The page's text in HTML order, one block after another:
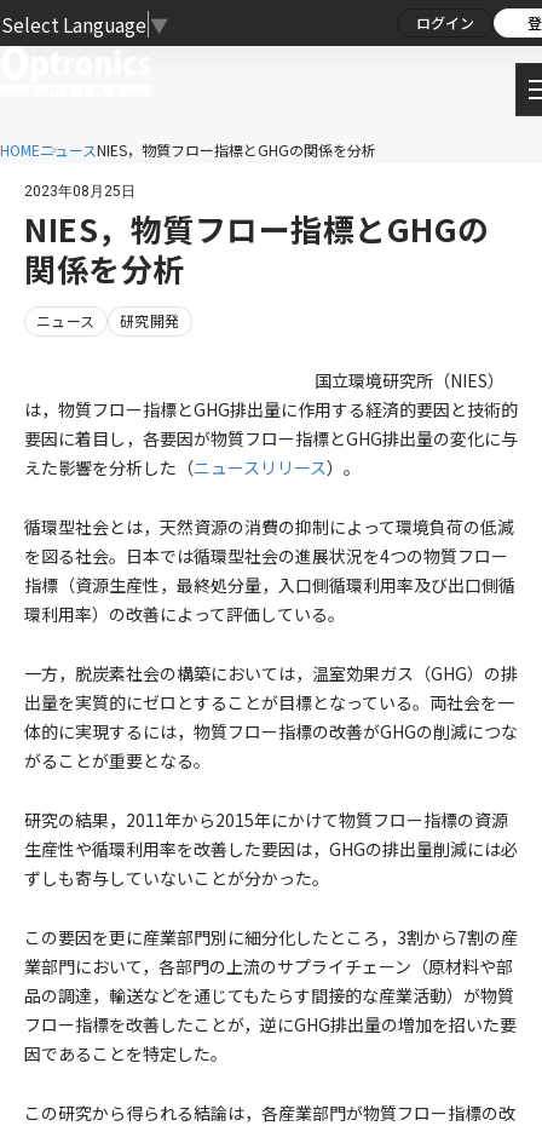
Select Language ▼ ログイン
HOMEニュースNIES，物質フロー指標とGHGの関係を分析
2023年08月25日
NIES，物質フロー指標とGHGの
関係を分析
ニュース 研究開発
国立環境研究所（NIES）
は，物質フロー指標とGHG排出量に作用する経済的要因と技術的
要因に着目し，各要因が物質フロー指標とGHG排出量の変化に与
えた影響を分析した（ニュースリリース）。
循環型社会とは，天然資源の消費の抑制によって環境負荷の低減
を図る社会。日本では循環型社会の進展状況を4つの物質フロー
指標（資源生産性，最終処分量，入口側循環利用率及び出口側循
環利用率）の改善によって評価している。
一方，脱炭素社会の構築においては，温室効果ガス（GHG）の排
出量を実質的にゼロとすることが目標となっている。両社会を一
体的に実現するには，物質フロー指標の改善がGHGの削減につな
がることが重要となる。
研究の結果，2011年から2015年にかけて物質フロー指標の資源
生産性や循環利用率を改善した要因は，GHGの排出量削減には必
ずしも寄与していないことが分かった。
この要因を更に産業部門別に細分化したところ，3割から7割の産
業部門において，各部門の上流のサプライチェーン（原材料や部
品の調達，輸送などを通じてもたらす間接的な産業活動）が物質
フロー指標を改善したことが，逆にGHG排出量の増加を招いた要
因であることを特定した。
この研究から得られる結論は，各産業部門が物質フロー指標の改